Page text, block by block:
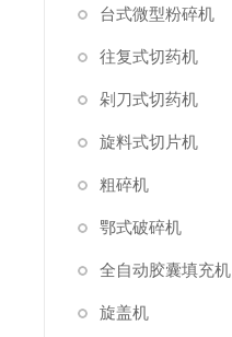
台式微型粉碎机
往复式切药机
剁刀式切药机
旋料式切片机
粗碎机
鄂式破碎机
全自动胶囊填充机
旋盖机